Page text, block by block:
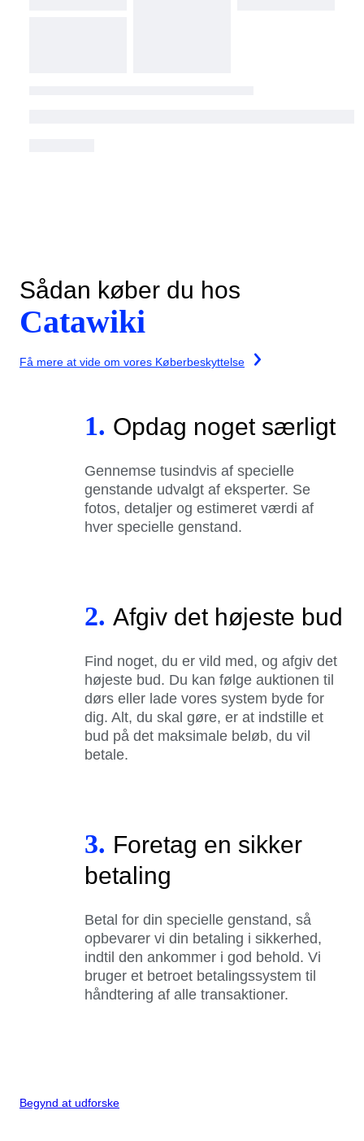
Sådan køber du hos
Catawiki
Få mere at vide om vores Køberbeskyttelse
1. Opdag noget særligt
Gennemse tusindvis af specielle
genstande udvalgt af eksperter. Se
fotos, detaljer og estimeret værdi af
hver specielle genstand.
2. Afgiv det højeste bud
Find noget, du er vild med, og afgiv det
højeste bud. Du kan følge auktionen til
dørs eller lade vores system byde for
dig. Alt, du skal gøre, er at indstille et
bud på det maksimale beløb, du vil
betale.
3. Foretag en sikker
betaling
Betal for din specielle genstand, så
opbevarer vi din betaling i sikkerhed,
indtil den ankommer i god behold. Vi
bruger et betroet betalingssystem til
håndtering af alle transaktioner.
Begynd at udforske